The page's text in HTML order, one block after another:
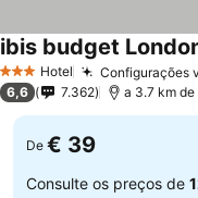
3 EstrelasHotel Configurações
ibis budget
6,6 7.362 a 3.7 km
De € 39
Consulte os preços de